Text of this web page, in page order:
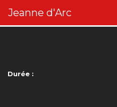
Jeanne d'Arc
Durée :